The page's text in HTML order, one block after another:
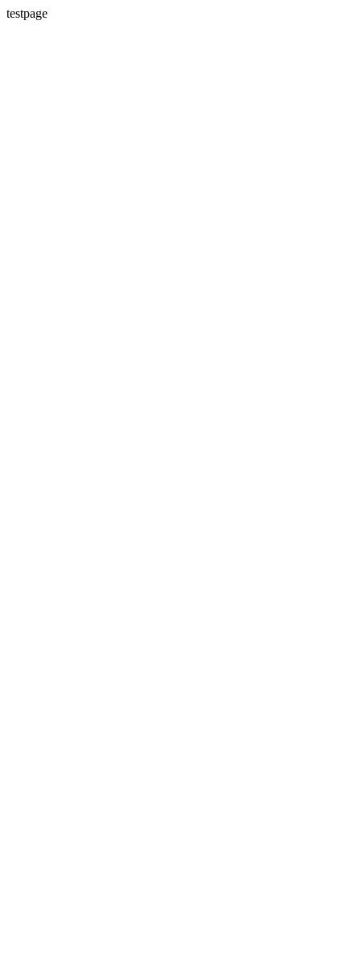
testpage